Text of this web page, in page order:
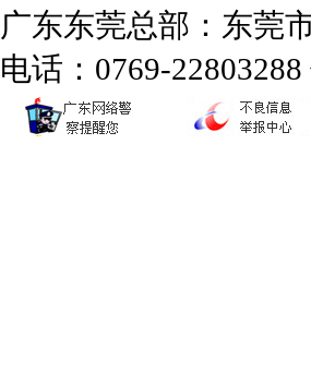
广东东莞总部：东莞
电话：0769-